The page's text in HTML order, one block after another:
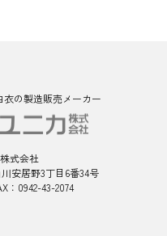
の製造販売メーカー
式会社
安居野3丁目6番34号
：0942-43-2074